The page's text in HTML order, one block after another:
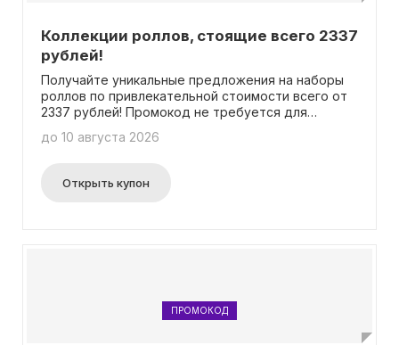
Коллекции роллов, стоящие всего 2337
рублей!
Получайте уникальные предложения на наборы
роллов по привлекательной стоимости всего от
2337 рублей! Промокод не требуется для
до 10 августа 2026
Открыть купон
ПРОМОКОД